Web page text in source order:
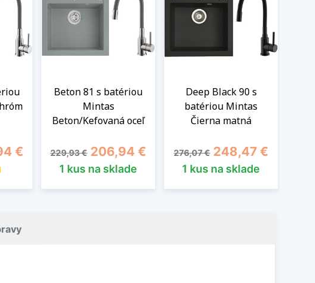
€
Beton 81 s batériou
Mintas
Beton/Kefovaná oceľ
Základná cena
229,93 € Cena
206,94 €
1 kus na sklade
Deep Black 90 s
batériou Mintas
Čierna matná
Základná cena
276,07 € Cena
248,47 €
1 kus na sklade